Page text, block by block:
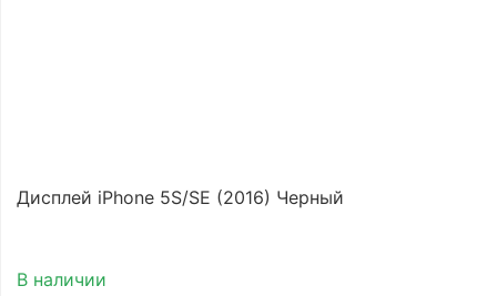
Дисплей iPhone 5S/SE (2016) Черный
В наличии